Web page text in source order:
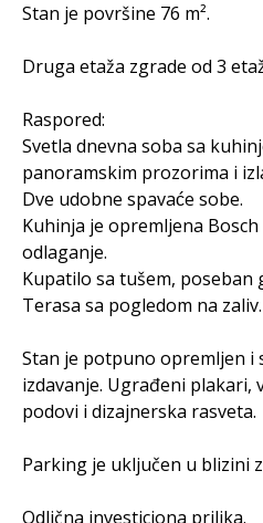
Stan je površine 76 m².
Druga etaža zgrade od 3
Raspored:
Svetla dnevna soba sa
panoramskim prozorima i
Dve udobne spavaće sobe.
Kuhinja je opremljena
odlaganje.
Kupatilo sa tušem, poseban
Terasa sa pogledom na zaliv.
Stan je potpuno opremljen i
izdavanje. Ugrađeni plakari,
podovi i dizajnerska rasveta.
Parking je uključen u blizini
Odlična investiciona prilika.